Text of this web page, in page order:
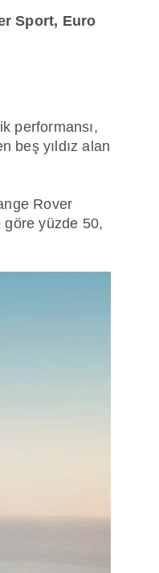
Sport, Euro
performansı,
beş yıldız alan
Rover
göre yüzde 50,